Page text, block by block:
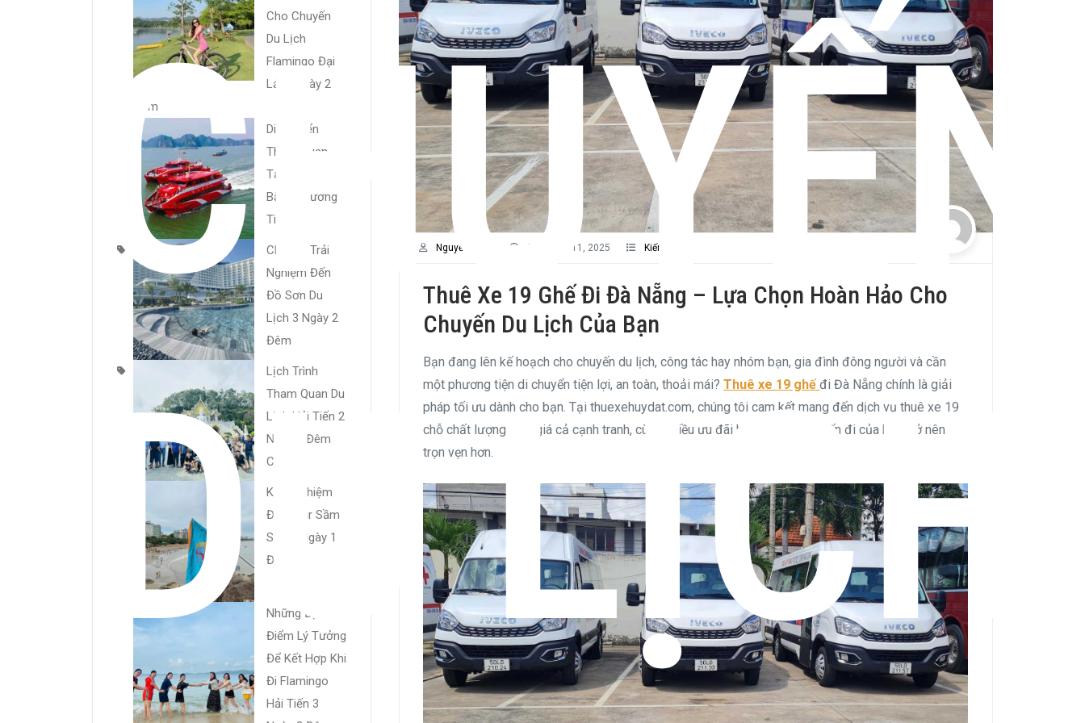
CHUYẾN
DU LỊCH
Nguyễn Thúy 26 Tháng 11, 2025 Kiến Thức
Thuê Xe 19 Ghế Đi Đà Nẵng – Lựa Chọn Hoàn Hảo Cho
Chuyến Du Lịch Của Bạn
Bạn đang lên kế hoạch cho chuyến du lịch, công tác hay nhóm bạn, gia đình đông người và cần
một phương tiện di chuyển tiện lợi, an toàn, thoải mái? Thuê xe 19 ghếđi Đà Nẵng chính là giải
pháp tối ưu dành cho bạn. Tại thuexehuydat.com, chúng tôi cam kết mang đến dịch vụ thuê xe 19
chỗ chất lượng cao, giá cả cạnh tranh, cùng nhiều ưu đãi hấp dẫn để chuyến đi của bạn trở nên
trọn vẹn hơn.
Cho Chuyến
Du Lịch
Flamingo Đại
Lải 3 Ngày 2
Đêm
Di Chuyển
Tham Quan
Tại Cô Tô
Bằng Phương
Tiện Gì?
Chia Sẻ Trải
Nghiệm Đến
Đồ Sơn Du
Lịch 3 Ngày 2
Đêm
Lịch Trình
Tham Quan Du
Lịch Hải Tiến 2
Ngày 1 Đêm
Chi Tiết
Kinh Nghiệm
Đặt Tour Sầm
Sơn 2 Ngày 1
Đêm
Những Địa
Điểm Lý Tưởng
Để Kết Hợp Khi
Đi Flamingo
Hải Tiến 3